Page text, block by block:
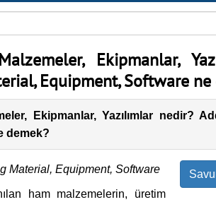
Ekipmanlar,
Equipment, Software ne
Ekipmanlar, Yazılımlar nedir?
demek?
Material, Equipment, Software
ham malzemelerin, üretim